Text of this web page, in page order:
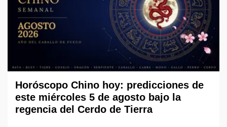
Horóscopo Chino hoy: predicciones de
este miércoles 5 de agosto bajo la
regencia del Cerdo de Tierra